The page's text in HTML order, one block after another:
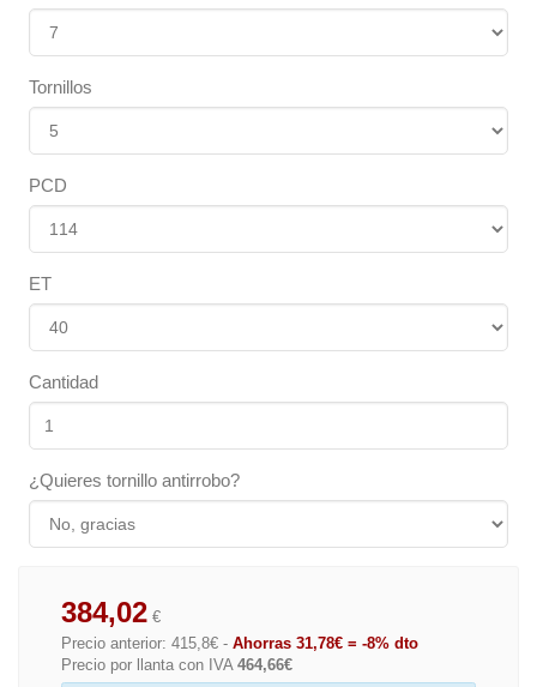
Tornillos
PCD
ET
Cantidad
¿Quieres tornillo antirrobo?
384,02 €
Precio anterior: 415,8€ - Ahorras 31,78€ = -8% dto
Precio por llanta con IVA 464,66€